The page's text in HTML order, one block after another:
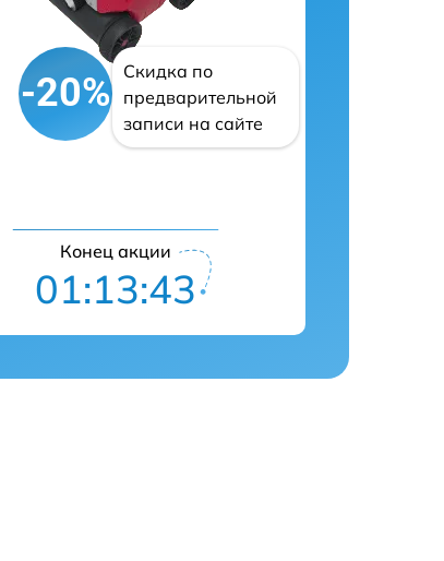
-20%
Скидка по
предварительной
записи на сайте
Конец акции
01:13:42